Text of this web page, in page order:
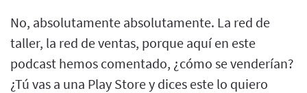
No, absolutamente absolutamente. La red de
taller, la red de ventas, porque aquí en este
podcast hemos comentado, ¿cómo se venderían?
¿Tú vas a una Play Store y dices este lo quiero